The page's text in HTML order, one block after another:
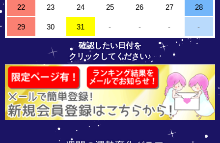
22 23 24 25 26 27 28
29 30 31 - - - -
確認したい日付を
クリックしてください♪